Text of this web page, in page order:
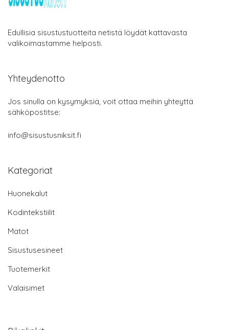
Edullisia sisustustuotteita netistä löydät kattavasta
valikoimastamme helposti.
Yhteydenotto
Jos sinulla on kysymyksiä, voit ottaa meihin yhteyttä
sähköpostitse:
info@sisustusniksit.fi
Kategoriat
Huonekalut
Kodintekstiilit
Matot
Sisustusesineet
Tuotemerkit
Valaisimet